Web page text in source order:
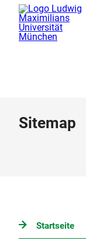
Sitemap
Startseite